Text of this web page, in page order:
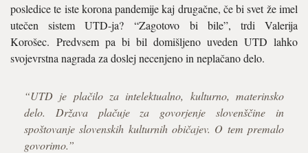
posledice te iste korona pandemije kaj drugačne, če bi svet že imel
utečen sistem UTD-ja? “Zagotovo bi bile”, trdi Valerija
Korošec. Predvsem pa bi bil domišljeno uveden UTD lahko
svojevrstna nagrada za doslej necenjeno in neplačano delo.
“UTD je plačilo za intelektualno, kulturno, materinsko
delo. Država plačuje za govorjenje slovenščine in
spoštovanje slovenskih kulturnih običajev. O tem premalo
govorimo.”